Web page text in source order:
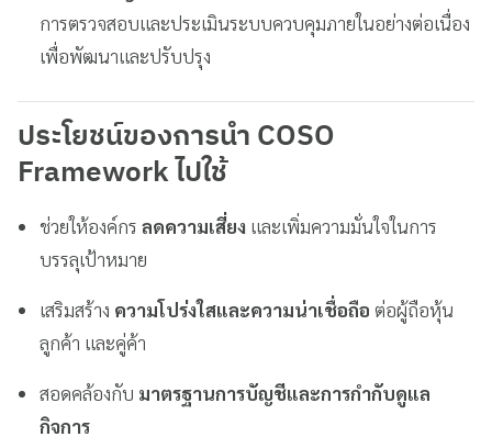
การตรวจสอบและประเมินระบบควบคุมภายในอย่างต่อเนื่อง
เพื่อพัฒนาและปรับปรุง
ประโยชน์ของการนำ COSO
Framework ไปใช้
ช่วยให้องค์กรลดความเสี่ยง และเพิ่มความมั่นใจในการ
บรรลุเป้าหมาย
เสริมสร้าง ความโปร่งใสและความน่าเชื่อถือ ต่อผู้ถือหุ้น
ลูกค้า และคู่ค้า
สอดคล้องกับ มาตรฐานการบัญชีและการกำกับดูแล
กิจการ